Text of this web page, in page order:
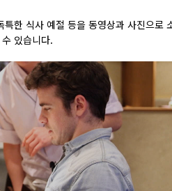
한 식사 예절 등을 동영상과 사진으로
있습니다.